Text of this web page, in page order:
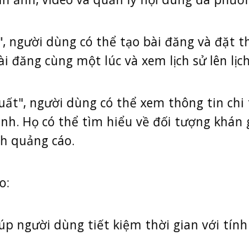
người dùng có thể tạo bài đăng và
đăng cùng một lúc và xem lịch sử lên
người dùng có thể xem thông tin
Họ có thể tìm hiểu về đối tượng
quảng cáo.
người dùng tiết kiệm thời gian với